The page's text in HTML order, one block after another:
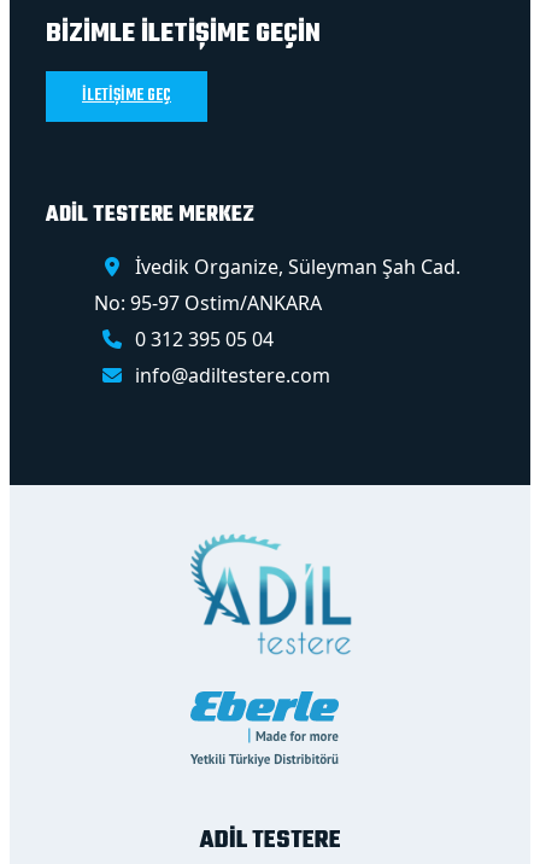
BİZİMLE İLETİŞİME GEÇİN
İLETİŞİME GEÇ
ADİL TESTERE MERKEZ
İvedik Organize, Süleyman Şah Cad.
No: 95-97 Ostim/ANKARA
0 312 395 05 04
info@adiltestere.com
ADİL TESTERE